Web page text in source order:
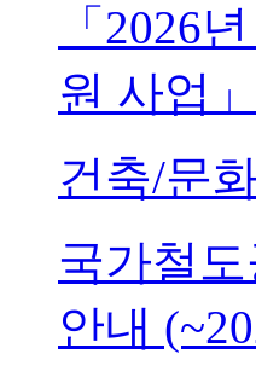
「2026
원 사업」
건축/문
국가철
안내